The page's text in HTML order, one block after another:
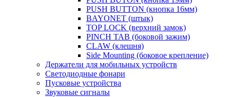
PUSH BUTTON (кнопка 16мм)
BAYONET (штык)
TOP LOCK (верхний замок)
PINCH TAB (боковой зажим)
CLAW (клешня)
Side Mounting (боковое крепление)
Держатели для мобильных устройств
Светодиодные фонари
Пусковые устройства
Звуковые сигналы